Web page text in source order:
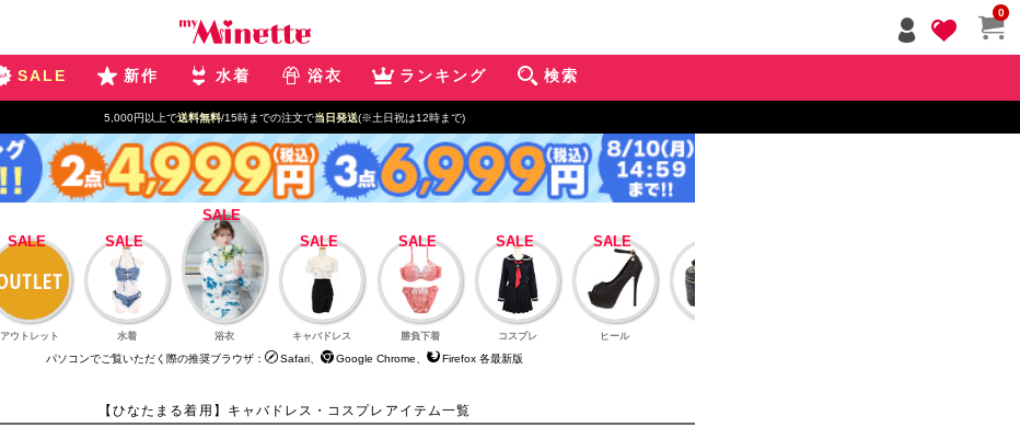
0
SALE 新作 水着 浴衣 ランキング 検索
5,000円以上で送料無料/15時までの注文で当日発送(※土日祝は12時まで)
アウトレット 水着 浴衣 キャバドレス 勝負下着 コスプレ ヒール
パソコンでご覧いただく際の推奨ブラウザ： Safari、 Google Chrome、 Firefox 各最新版
【ひなたまる着用】キャバドレス・コスプレアイテム一覧
ジト
ップ